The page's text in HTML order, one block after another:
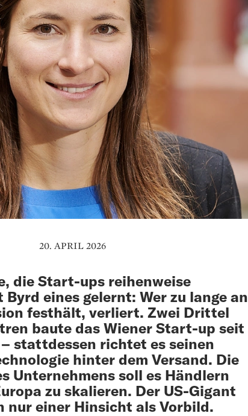
20. APRIL 2026
die Start-ups reihenweise
eines gelernt: Wer zu lange an
festhält, verliert. Zwei Drittel
baute das Wiener Start-up seit
stattdessen ­richtet es seinen
hinter dem ­Versand. Die
Unternehmens soll es ­Händlern
zu skalieren. Der US-Gigant
nur einer Hinsicht als Vorbild.